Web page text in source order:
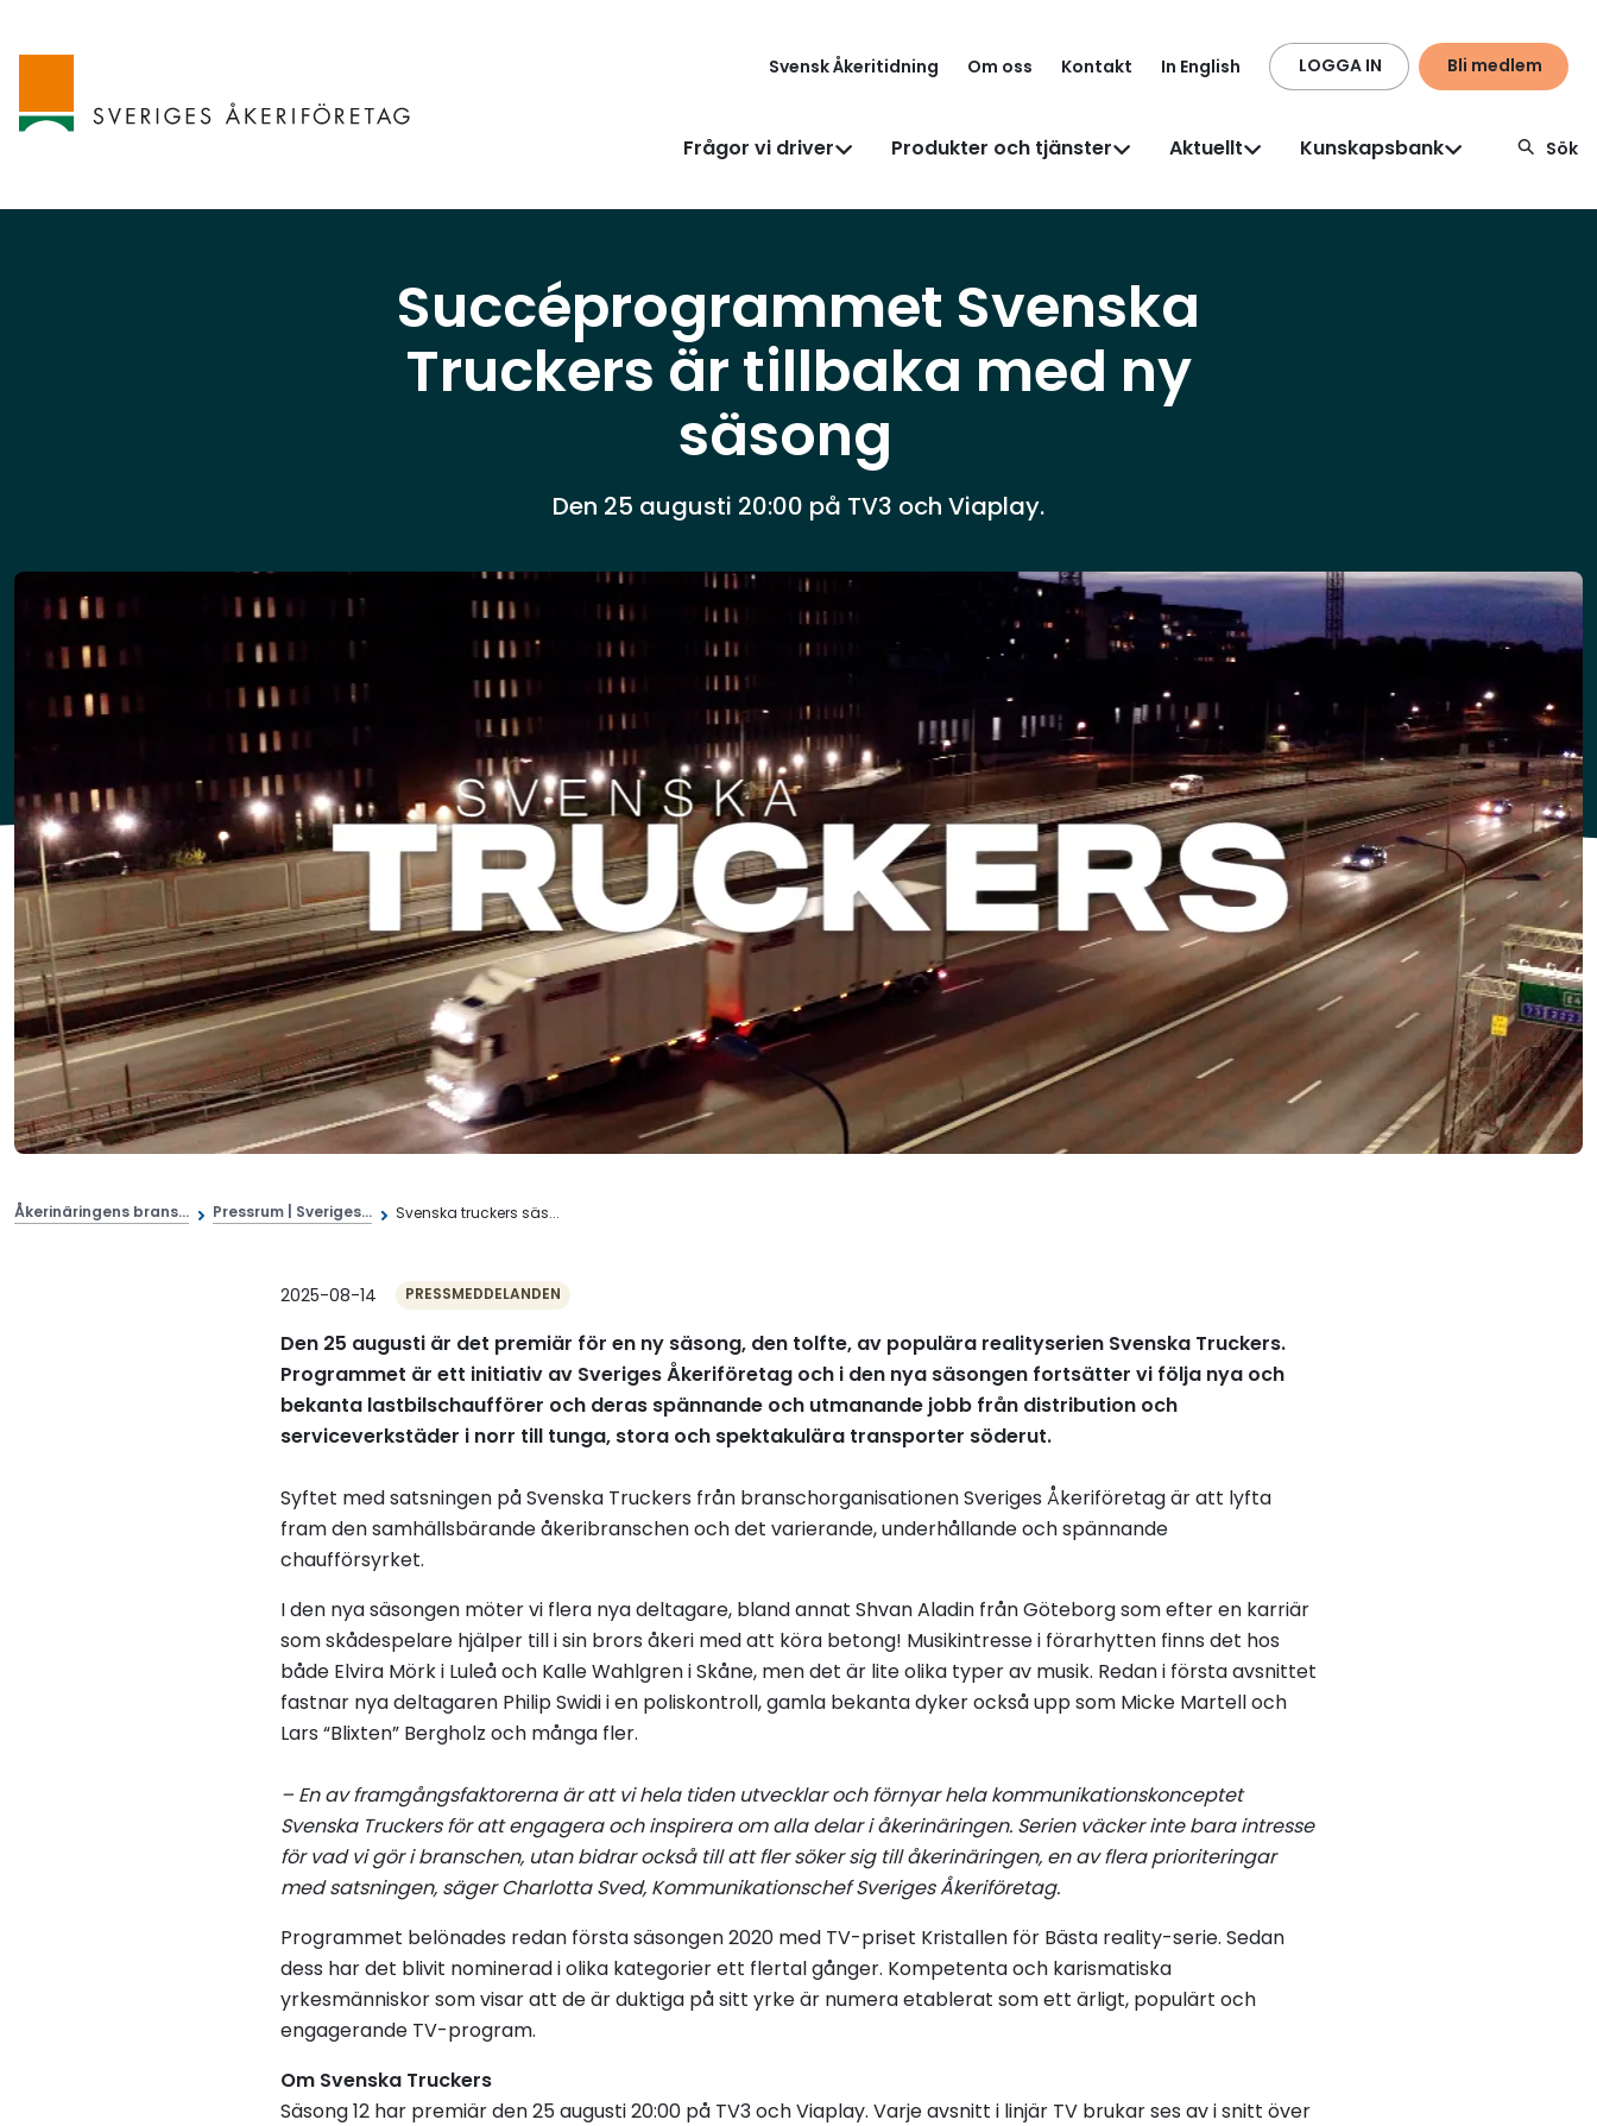
Svensk Åkeritidning Om oss Kontakt In English LOGGA IN Bli medlem
Frågor vi driver Produkter och tjänster Aktuellt Kunskapsbank Sök
Succéprogrammet Svenska
Truckers är tillbaka med ny
säsong
Den 25 augusti 20:00 på TV3 och Viaplay.
Åkerinäringens brans... Pressrum | Sveriges... Svenska truckers säs...
2025-08-14 PRESSMEDDELANDEN
Den 25 augusti är det premiär för en ny säsong, den tolfte, av populära realityserien Svenska Truckers.
Programmet är ett initiativ av Sveriges Åkeriföretag och i den nya säsongen fortsätter vi följa nya och
bekanta lastbilschaufförer och deras spännande och utmanande jobb från distribution och
serviceverkstäder i norr till tunga, stora och spektakulära transporter söderut.
Syftet med satsningen på Svenska Truckers från branschorganisationen Sveriges Åkeriföretag är att lyfta
fram den samhällsbärande åkeribranschen och det varierande, underhållande och spännande
chaufförsyrket.
I den nya säsongen möter vi flera nya deltagare, bland annat Shvan Aladin från Göteborg som efter en karriär
som skådespelare hjälper till i sin brors åkeri med att köra betong! Musikintresse i förarhytten finns det hos
både Elvira Mörk i Luleå och Kalle Wahlgren i Skåne, men det är lite olika typer av musik. Redan i första avsnittet
fastnar nya deltagaren Philip Swidi i en poliskontroll, gamla bekanta dyker också upp som Micke Martell och
Lars “Blixten” Bergholz och många fler.
– En av framgångsfaktorerna är att vi hela tiden utvecklar och förnyar hela kommunikationskonceptet
Svenska Truckers för att engagera och inspirera om alla delar i åkerinäringen. Serien väcker inte bara intresse
för vad vi gör i branschen, utan bidrar också till att fler söker sig till åkerinäringen, en av flera prioriteringar
med satsningen, säger Charlotta Sved, Kommunikationschef Sveriges Åkeriföretag.
Programmet belönades redan första säsongen 2020 med TV-priset Kristallen för Bästa reality-serie. Sedan
dess har det blivit nominerad i olika kategorier ett flertal gånger. Kompetenta och karismatiska
yrkesmänniskor som visar att de är duktiga på sitt yrke är numera etablerat som ett ärligt, populärt och
engagerande TV-program.
Om Svenska Truckers
Säsong 12 har premiär den 25 augusti 20:00 på TV3 och Viaplay. Varje avsnitt i linjär TV brukar ses av i snitt över